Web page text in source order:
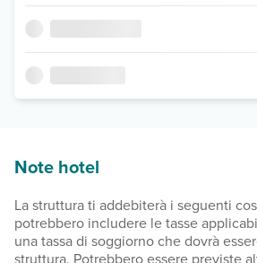
Note hotel
La struttura ti addebiterà i seguenti
potrebbero includere le tasse
una tassa di soggiorno che dovrà
struttura. Potrebbero essere previste